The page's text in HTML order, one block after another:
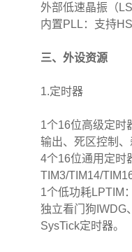
外部低速晶振（
内置PLL：支持
三、外设资源
1.定时器
1个16位高级定时
输出、死区控制、
4个16位通用定时
TIM3/TIM14/
1个低功耗LPTIM
独立看门狗IWDG
SysTick定时器。